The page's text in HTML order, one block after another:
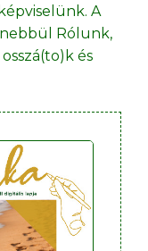
A
Rólunk,
és